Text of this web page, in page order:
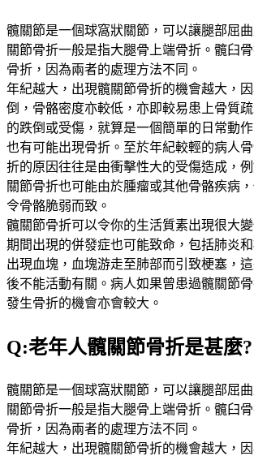
髖關節是一個球窩狀關節，可以讓腿部屈
關節骨折一般是指大腿骨上端骨折。髖臼
骨折，因為兩者的處理方法不同。
年紀越大，出現髖關節骨折的機會越大，
倒，骨骼密度亦較低，亦即較易患上骨質
的跌倒或受傷，就算是一個簡單的日常動
也有可能出現骨折。至於年紀較輕的病人
折的原因往往是由衝擊性大的受傷造成，
關節骨折也可能由於腫瘤或其他骨骼疾病
令骨骼脆弱而致。
髖關節骨折可以令你的生活質素出現很大
期間出現的併發症也可能致命，包括肺炎
出現血塊，血塊游走至肺部而引致梗塞，
後不能活動有關。病人如果曾患過髖關節
發生骨折的機會亦會較大。
Q:老年人髖關節骨折是甚麼?
髖關節是一個球窩狀關節，可以讓腿部屈
關節骨折一般是指大腿骨上端骨折。髖臼
骨折，因為兩者的處理方法不同。
年紀越大，出現髖關節骨折的機會越大，